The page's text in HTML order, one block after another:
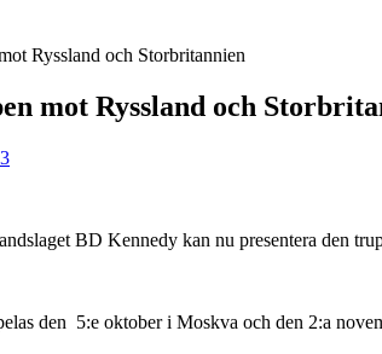
Ryssland och Storbritannien
mot Ryssland och
BD Kennedy kan nu presentera den
den 5:e oktober i Moskva och den 2:a